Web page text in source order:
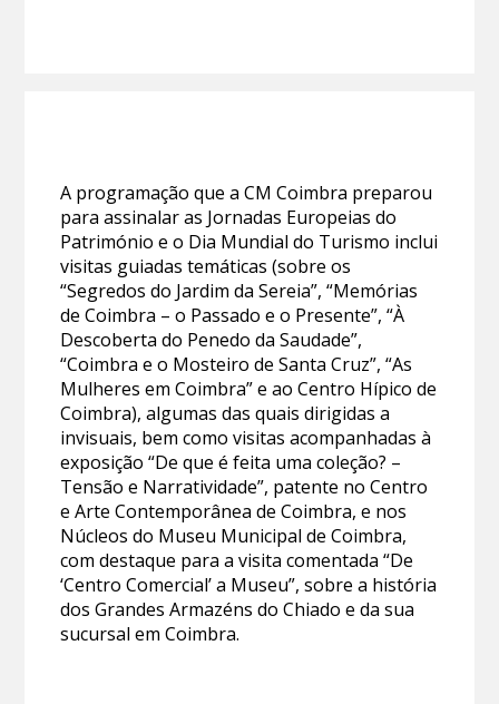
A programação que a CM Coimbra preparou
para assinalar as Jornadas Europeias do
Património e o Dia Mundial do Turismo inclui
visitas guiadas temáticas (sobre os
“Segredos do Jardim da Sereia”, “Memórias
de Coimbra – o Passado e o Presente”, “À
Descoberta do Penedo da Saudade”,
“Coimbra e o Mosteiro de Santa Cruz”, “As
Mulheres em Coimbra” e ao Centro Hípico de
Coimbra), algumas das quais dirigidas a
invisuais, bem como visitas acompanhadas à
exposição “De que é feita uma coleção? –
Tensão e Narratividade”, patente no Centro
e Arte Contemporânea de Coimbra, e nos
Núcleos do Museu Municipal de Coimbra,
com destaque para a visita comentada “De
‘Centro Comercial’ a Museu”, sobre a história
dos Grandes Armazéns do Chiado e da sua
sucursal em Coimbra.